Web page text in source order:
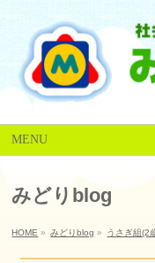
MENU
みどりblog
HOME » みどりblog » うさぎ組(2